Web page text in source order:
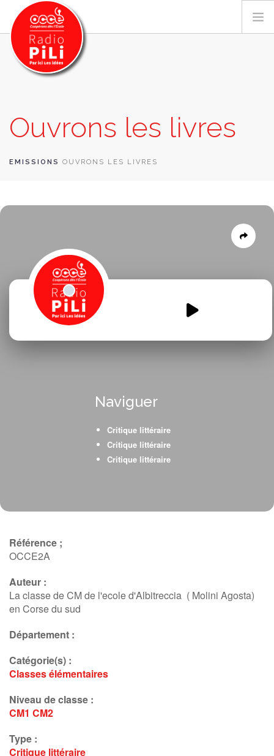
GRILLE DES PROGRAMMES
EMISSIONS / PODCASTS
CONTACT
Ouvrons les livres
EMISSIONS OUVRONS LES LIVRES
emission-molini-ouvrons-les-
Naviguer
Critique littéraire
Critique littéraire
Critique littéraire
Référence ;
OCCE2A
Auteur :
La classe de CM de l'ecole d'Albitreccia ( Molini Agosta)
en Corse du sud
Département :
Catégorie(s) :
Classes élémentaires
Niveau de classe :
CM1 CM2
Type :
Critique littéraire